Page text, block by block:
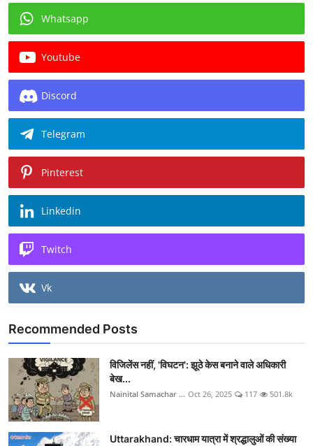
Whatsapp
Youtube
Discord
Telegram
Pinterest
Linkedin
Twitch
Vk
Recommended Posts
विजिलेंस नहीं, 'विघटन': झूठे केस बनाने वाले अधिकारी
बेख...
Nainital Samachar ... Oct 26, 2025 117 501.8k
Uttarakhand: चारधाम यात्रा में श्रद्धालुओं की संख्या